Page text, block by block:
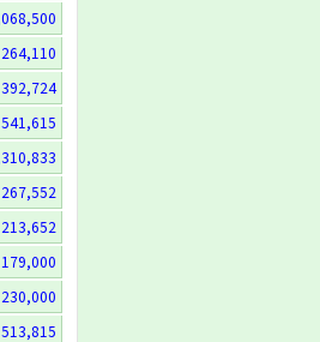
264,110
392,724
541,615
267,552
213,652
179,000
230,000
513,815